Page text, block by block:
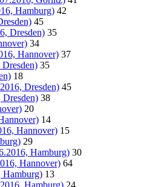
Hamburg) 42
45
Dresden) 35
34
Hannover) 37
35
18
Dresden) 45
Dresden) 38
20
14
Hannover) 15
29
Hamburg) 30
Hannover) 64
Hamburg) 13
Hamburg) 24